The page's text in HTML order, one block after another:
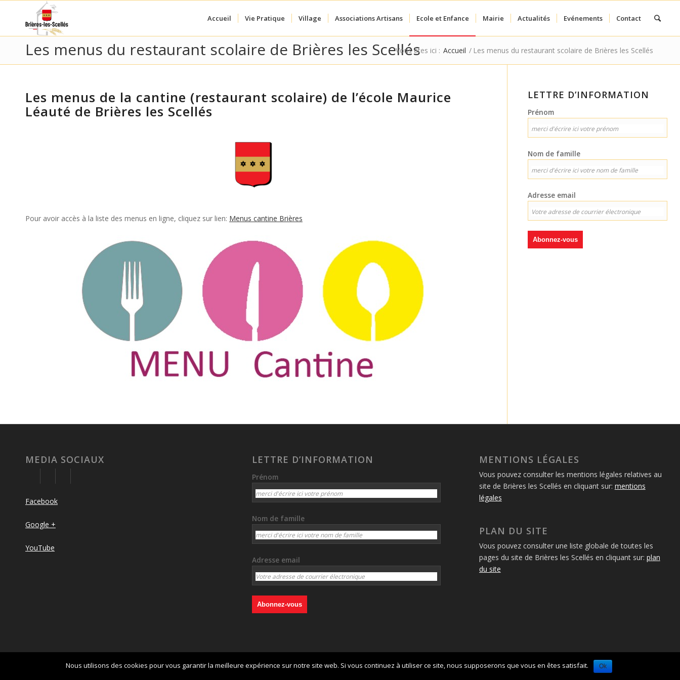
Accueil Vie Pratique Village Associations Artisans Ecole et Enfance Mairie Actualités Evénements Contact
Les menus du restaurant scolaire de Brières les Scellés
Vous êtes ici : Accueil / Les menus du restaurant scolaire de Brières les Scellés
Les menus de la cantine (restaurant scolaire) de l’école Maurice
Léauté de Brières les Scellés
Pour avoir accès à la liste des menus en ligne, cliquez sur lien: Menus cantine Brières
LETTRE D’INFORMATION
Prénom
Nom de famille
Adresse email
MEDIA SOCIAUX
Facebook
Google +
YouTube
LETTRE D’INFORMATION
Prénom
Nom de famille
Adresse email
MENTIONS LÉGALES
Vous pouvez consulter les mentions légales relatives au
site de Brières les Scellés en cliquant sur: mentions
légales
PLAN DU SITE
Vous pouvez consulter une liste globale de toutes les
pages du site de Brières les Scellés en cliquant sur: plan
du site
© Hugues Trousseau 2016 -powered by Enfold Child WordPress Theme
Nous utilisons des cookies pour vous garantir la meilleure expérience sur notre site web. Si vous continuez à utiliser ce site, nous supposerons que vous en êtes satisfait. Ok